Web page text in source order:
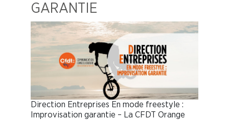
GARANTIE
Direction Entreprises En mode freestyle :
Improvisation garantie – La CFDT Orange